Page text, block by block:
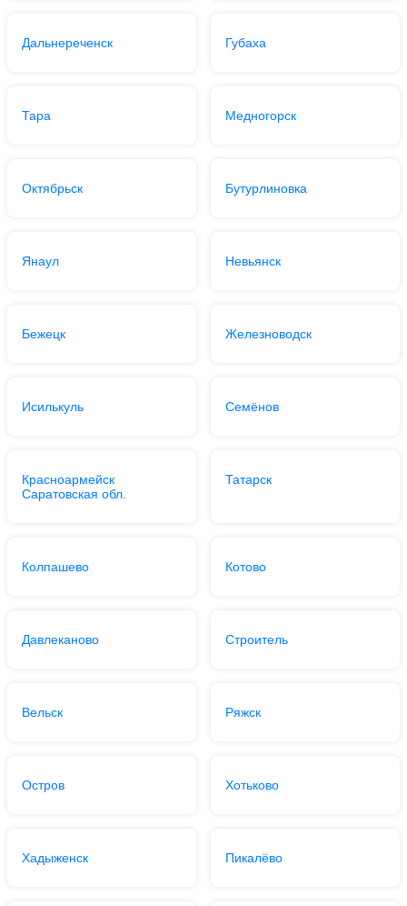
Дальнереченск Губаха
Тара Медногорск
Октябрьск Бутурлиновка
Янаул Невьянск
Бежецк Железноводск
Исилькуль Семёнов
Красноармейск
Саратовская обл.
Татарск
Колпашево Котово
Давлеканово Строитель
Вельск Ряжск
Остров Хотьково
Хадыженск Пикалёво